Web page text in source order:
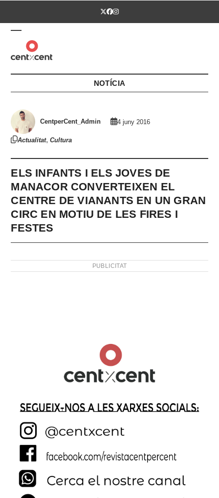
Twitter
Facebook
Instagram
Open
mobile
menu
Close
mobile
menu
NOTÍCIA
CentperCent_Admin 4 juny 2016
Actualitat,Cultura
ELS INFANTS I ELS JOVES DE
MANACOR CONVERTEIXEN EL
CENTRE DE VIANANTS EN UN GRAN
CIRC EN MOTIU DE LES FIRES I
FESTES
PUBLICITAT